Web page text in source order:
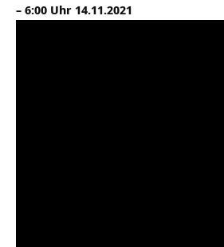
– 6:00 Uhr 14.11.2021